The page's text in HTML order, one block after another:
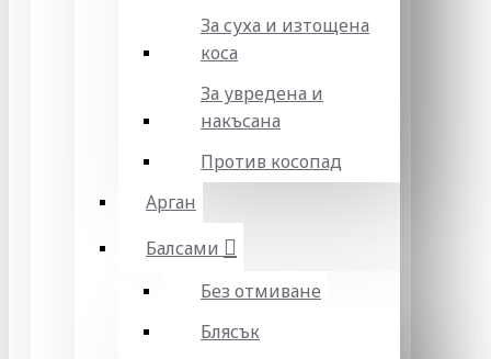
За суха и изтощена
коса
За увредена и
накъсана
Против косопад
Арган
Балсами
Без отмиване
Блясък